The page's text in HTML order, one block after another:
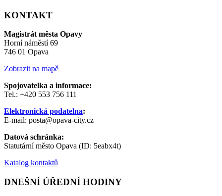
KONTAKT
Magistrát města Opavy
Horní náměstí 69
746 01 Opava
Zobrazit na mapě
Spojovatelka a informace:
Tel.: +420 553 756 111
Elektronická podatelna:
E-mail: posta@opava-city.cz
Datová schránka:
Statutární město Opava (ID: 5eabx4t)
Katalog kontaktů
DNEŠNÍ ÚŘEDNÍ HODINY